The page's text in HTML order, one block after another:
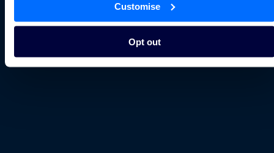
Customise
Opt out